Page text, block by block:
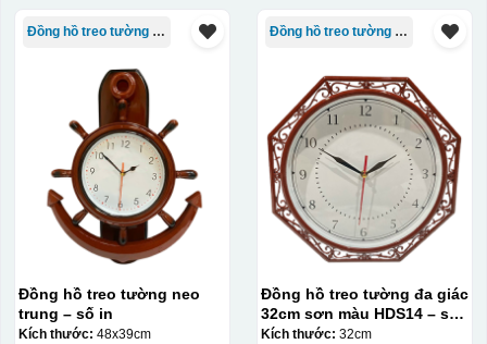
Đồng hồ treo tường giá rẻ
Đồng hồ treo tường neo
trung – số in
Kích thước: 48x39cm
Đồng hồ treo tường giá rẻ
Đồng hồ treo tường đa giác
32cm sơn màu HDS14 – số
in
Kích thước: 32cm